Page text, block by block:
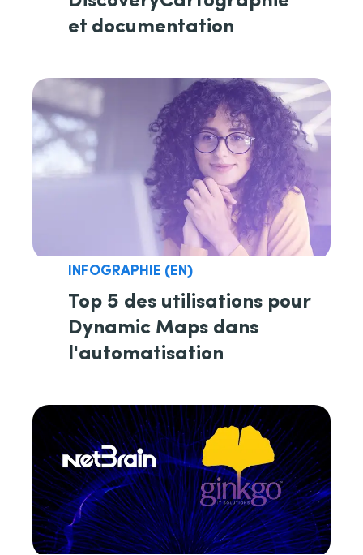
et documentation
INFOGRAPHIE (EN)
Top 5 des utilisations pour
Dynamic Maps dans
l'automatisation